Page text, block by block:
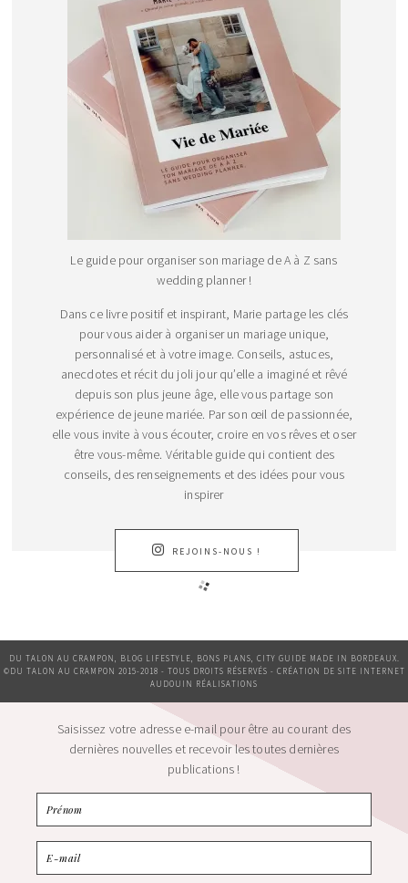
Le guide pour organiser son mariage de A à Z sans
wedding planner !
Dans ce livre positif et inspirant, Marie partage les clés
pour vous aider à organiser un mariage unique,
personnalisé et à votre image. Conseils, astuces,
anecdotes et récit du joli jour qu’elle a imaginé et rêvé
depuis son plus jeune âge, elle vous partage son
expérience de jeune mariée. Par son œil de passionnée,
elle vous invite à vous écouter, croire en vos rêves et oser
être vous-même. Véritable guide qui contient des
conseils, des renseignements et des idées pour vous
inspirer
REJOINS-NOUS !
DU TALON AU CRAMPON, BLOG LIFESTYLE, BONS PLANS, CITY GUIDE MADE IN BORDEAUX.
©DU TALON AU CRAMPON 2015-2018 - TOUS DROITS RÉSERVÉS - CRÉATION DE SITE INTERNET
AUDOUIN RÉALISATIONS
Saisissez votre adresse e-mail pour être au courant des
dernières nouvelles et recevoir les toutes dernières
publications !